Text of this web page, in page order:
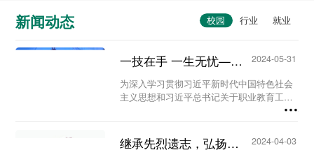
新闻动态
一技在手 一生无忧——甘肃秦陇技工学校职教活动周系列活动...
2024-05-31
为深入学习贯彻习近平新时代中国特色社会
主义思想和习近平总书记关于职业教育工作
的重要指示精神及全国职业教育大会精神，
人人享有技能的校园氛围。5月23日至29
日，我校...
继承先烈遗志，弘扬革命精神-甘肃秦陇技工学校清明节祭扫活动...
2024-04-03